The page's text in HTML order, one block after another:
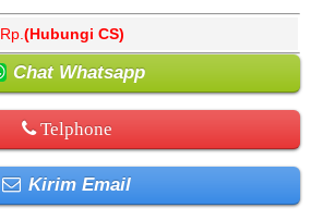
Rp. (Hubungi CS)
Chat Whatsapp
Telphone
Kirim Email